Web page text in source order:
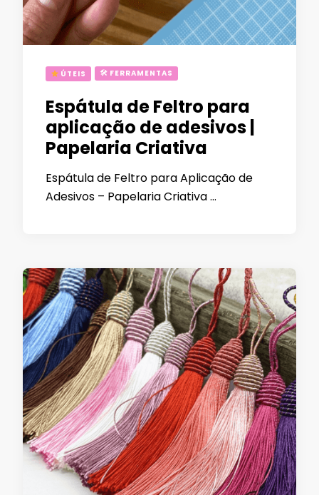
ÚTEIS 🛠 FERRAMENTAS
Espátula de Feltro para
aplicação de adesivos |
Papelaria Criativa
Espátula de Feltro para Aplicação de
Adesivos – Papelaria Criativa …